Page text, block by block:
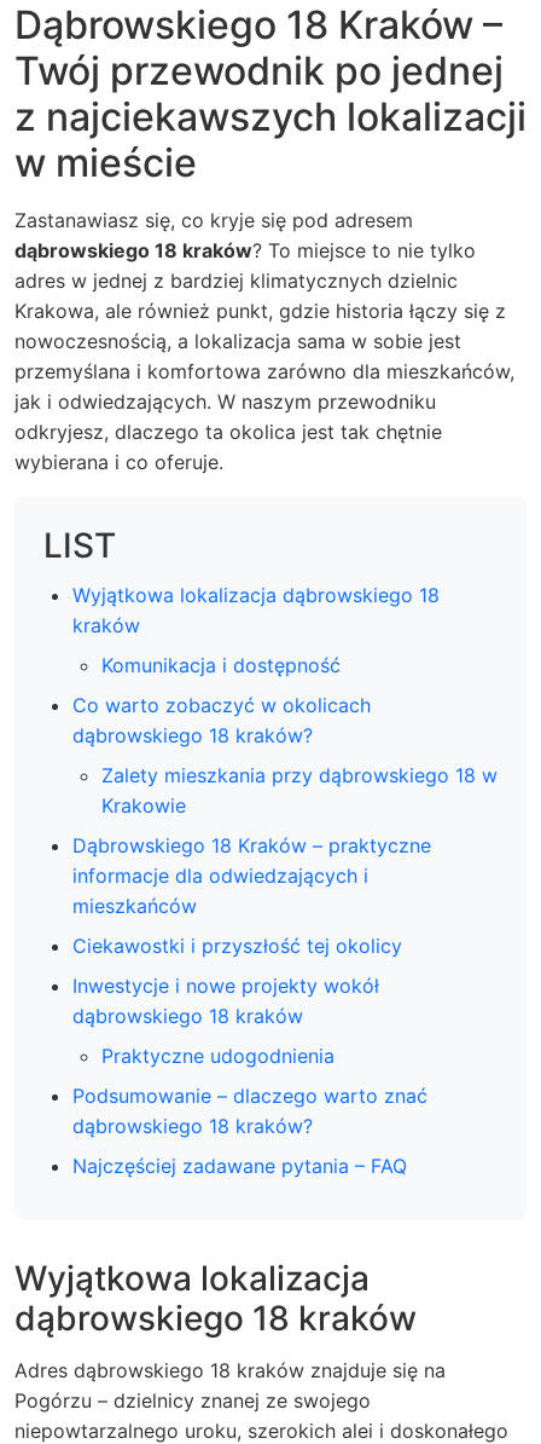
Dąbrowskiego 18 Kraków –
Twój przewodnik po jednej
z najciekawszych lokalizacji
w mieście
Zastanawiasz się, co kryje się pod adresem
dąbrowskiego 18 kraków? To miejsce to nie tylko
adres w jednej z bardziej klimatycznych dzielnic
Krakowa, ale również punkt, gdzie historia łączy się z
nowoczesnością, a lokalizacja sama w sobie jest
przemyślana i komfortowa zarówno dla mieszkańców,
jak i odwiedzających. W naszym przewodniku
odkryjesz, dlaczego ta okolica jest tak chętnie
wybierana i co oferuje.
LIST
Wyjątkowa lokalizacja dąbrowskiego 18
kraków
Komunikacja i dostępność
Co warto zobaczyć w okolicach
dąbrowskiego 18 kraków?
Zalety mieszkania przy dąbrowskiego 18 w
Krakowie
Dąbrowskiego 18 Kraków – praktyczne
informacje dla odwiedzających i
mieszkańców
Ciekawostki i przyszłość tej okolicy
Inwestycje i nowe projekty wokół
dąbrowskiego 18 kraków
Praktyczne udogodnienia
Podsumowanie – dlaczego warto znać
dąbrowskiego 18 kraków?
Najczęściej zadawane pytania – FAQ
Wyjątkowa lokalizacja
dąbrowskiego 18 kraków
Adres dąbrowskiego 18 kraków znajduje się na
Pogórzu – dzielnicy znanej ze swojego
niepowtarzalnego uroku, szerokich alei i doskonałego